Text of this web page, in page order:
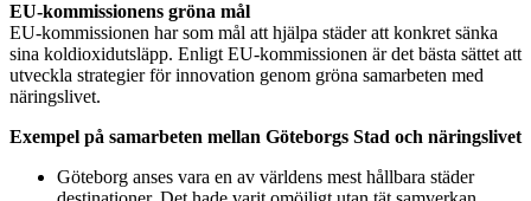
EU-kommissionens gröna mål
EU-kommissionen har som mål att hjälpa städer att konkret sänka
sina koldioxidutsläpp. Enligt EU-kommissionen är det bästa sättet att
utveckla strategier för innovation genom gröna samarbeten med
näringslivet.
Exempel på samarbeten mellan Göteborgs Stad och näringslivet
Göteborg anses vara en av världens mest hållbara städer